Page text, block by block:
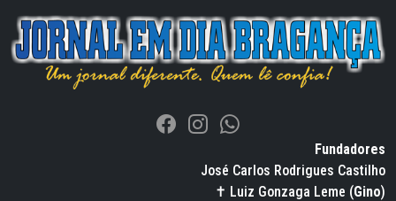
Fundadores
José Carlos Rodrigues Castilho
✝ Luiz Gonzaga Leme (Gino)